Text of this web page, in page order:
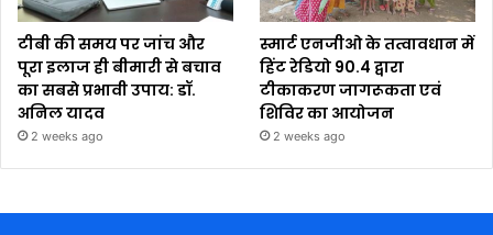
टीबी की समय पर जांच और
पूरा इलाज ही बीमारी से बचाव
का सबसे प्रभावी उपाय: डॉ.
अनिल यादव
2 weeks ago
स्मार्ट एनजीओ के तत्वावधान में
हिंट रेडियो 90.4 द्वारा
टीकाकरण जागरूकता एवं
शिविर का आयोजन
2 weeks ago